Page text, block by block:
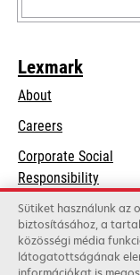
Lexmark
About
Careers
Corporate Social
Responsibilityopens
a
new
tab
Sustainability
Lexmark Partners
Sütiket használunk az
biztosításához, a
közösségi média
látogatottságának